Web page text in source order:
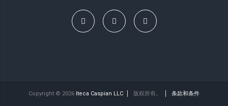
Copyright © 2026 Iteca Caspian LLC 版权所有。 条款和条件